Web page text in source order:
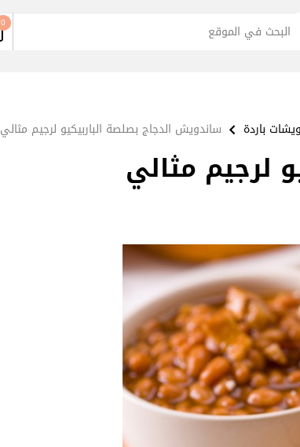
0
باردة ساندويش الدجاج بصلصة الباربيكيو لرجيم مثالي
لرجيم مثالي